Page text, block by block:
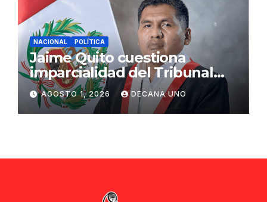
NACIONAL POLÍTICA
Jaime Quito cuestiona
imparcialidad del Tribunal
Constitucional tras liberación
de Ollanta Humala
AGOSTO 1, 2026 DECANA UNO